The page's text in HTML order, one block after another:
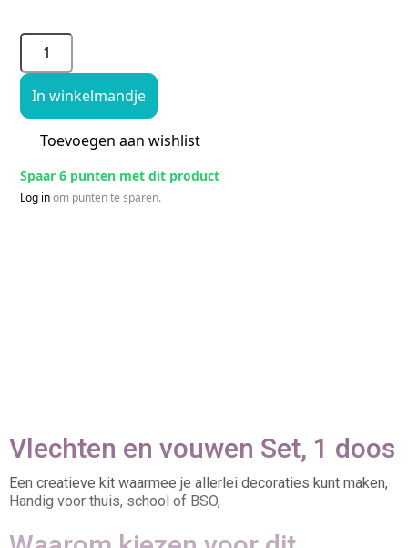
In winkelmandje
Toevoegen aan wishlist
Spaar 6 punten met dit product
Log inom punten te sparen.
Vlechten en vouwen Set, 1 doos
Een creatieve kit waarmee je allerlei decoraties kunt maken,
Handig voor thuis, school of BSO,